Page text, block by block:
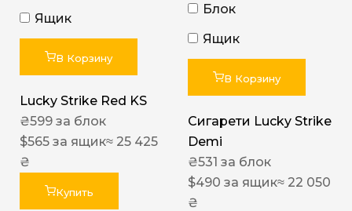
Ящик
В Корзину
Lucky Strike Red KS
₴599 за блок
$565 за ящик≈ 25 425
₴
Купить
Блок
Ящик
В Корзину
Сигарети Lucky Strike
Demi
₴531 за блок
$490 за ящик≈ 22 050
₴